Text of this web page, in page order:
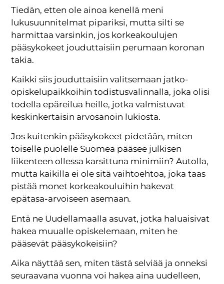
Tiedän, etten ole ainoa kenellä meni
lukusuunnitelmat pipariksi, mutta silti se
harmittaa varsinkin, jos korkeakoulujen
pääsykokeet jouduttaisiin perumaan koronan
takia.
Kaikki siis jouduttaisiin valitsemaan jatko-
opiskelupaikkoihin todistusvalinnalla, joka olisi
todella epäreilua heille, jotka valmistuvat
keskinkertaisin arvosanoin lukiosta.
Jos kuitenkin pääsykokeet pidetään, miten
toiselle puolelle Suomea pääsee julkisen
liikenteen ollessa karsittuna minimiin? Autolla,
mutta kaikilla ei ole sitä vaihtoehtoa, joka taas
pistää monet korkeakouluihin hakevat
epätasa-arvoiseen asemaan.
Entä ne Uudellamaalla asuvat, jotka haluaisivat
hakea muualle opiskelemaan, miten he
pääsevät pääsykokeisiin?
Aika näyttää sen, miten tästä selviää ja onneksi
seuraavana vuonna voi hakea aina uudelleen,